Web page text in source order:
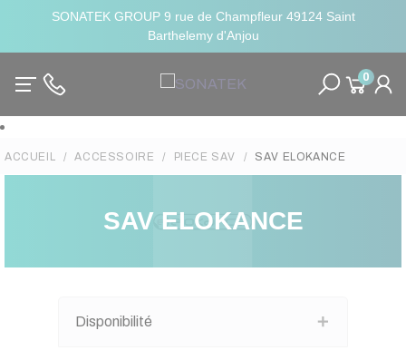
SONATEK GROUP 9 rue de Champfleur 49124 Saint
Barthelemy d'Anjou
0
ACCUEIL ACCESSOIRE PIECE SAV SAV ELOKANCE
SAV ELOKANCE
Disponibilité